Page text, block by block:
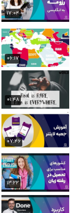
۱۷:۰۴
۰۶:۱۷
۰۱:۴۸
۰۷:۴۶
۱۳:۲۲